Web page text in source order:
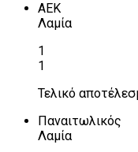
ΑΕΚ
Λαμία
1
1
Τελικό
Παναιτωλικός
Λαμία